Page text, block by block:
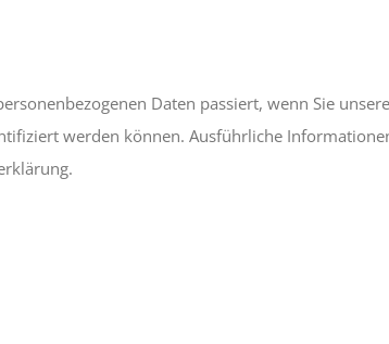
Daten passiert, wenn Sie
werden können. Ausführliche